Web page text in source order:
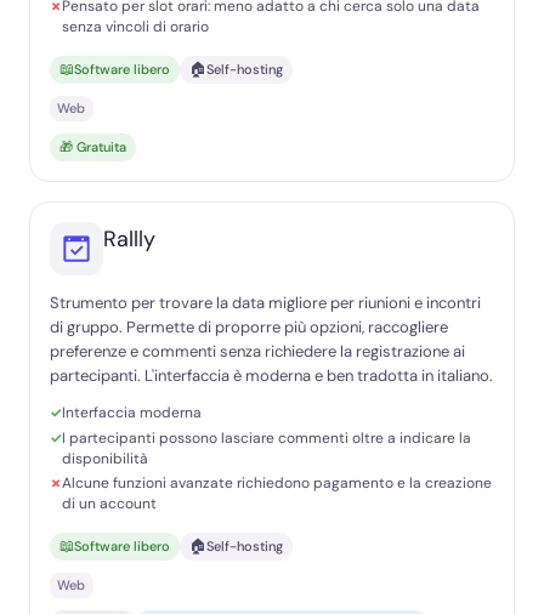
Pensato per slot orari: meno adatto a chi cerca solo una data
senza vincoli di orario
📖Software libero 🏠Self-hosting
Web
🎁 Gratuita
Rallly
Strumento per trovare la data migliore per riunioni e incontri
di gruppo. Permette di proporre più opzioni, raccogliere
preferenze e commenti senza richiedere la registrazione ai
partecipanti. L'interfaccia è moderna e ben tradotta in italiano.
Interfaccia moderna
I partecipanti possono lasciare commenti oltre a indicare la
disponibilità
Alcune funzioni avanzate richiedono pagamento e la creazione
di un account
📖Software libero 🏠Self-hosting
Web